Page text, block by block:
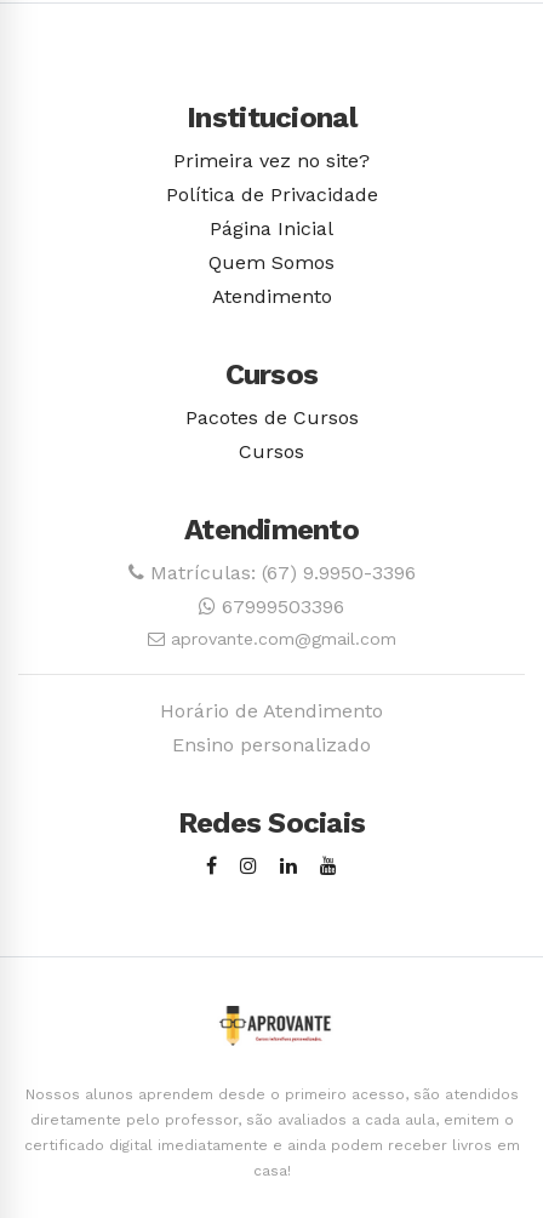
Institucional
Primeira vez no site?
Política de Privacidade
Página Inicial
Quem Somos
Atendimento
Cursos
Pacotes de Cursos
Cursos
Atendimento
Matrículas: (67) 9.9950-3396
67999503396
aprovante.com@gmail.com
Horário de Atendimento
Ensino personalizado
Redes Sociais
Nossos alunos aprendem desde o primeiro acesso, são atendidos
diretamente pelo professor, são avaliados a cada aula, emitem o
certificado digital imediatamente e ainda podem receber livros em
casa!